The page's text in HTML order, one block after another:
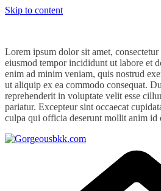
Skip to content
Lorem ipsum dolor sit amet,
eiusmod tempor incididunt ut labore et
enim ad minim veniam, quis nostrud
ut aliquip ex ea commodo consequat.
reprehenderit in voluptate velit esse
pariatur. Excepteur sint occaecat
culpa qui officia deserunt mollit anim id